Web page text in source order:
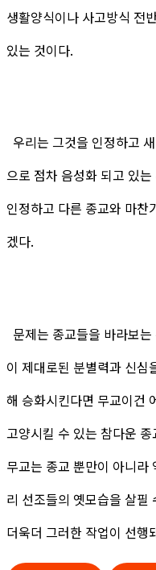
생활양식이나 사고방식 전
있는 것이다.
우리는 그것을 인정하고
으로 점차 음성화 되고 있
인정하고 다른 종교와 마찬
겠다.
문제는 종교들을 바라보
이 제대로된 분별력과 신심
해 승화시킨다면 무교이건
고양시킬 수 있는 참다운
무교는 종교 뿐만이 아니라
리 선조들의 옛모습을 살필
더욱더 그러한 작업이 선행